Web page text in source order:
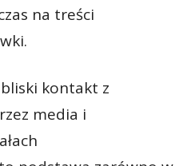
na treści
kontakt z
media i